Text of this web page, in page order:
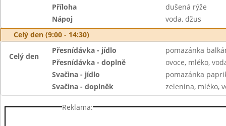
Příloha
dušená rýže
Nápoj
voda, džus
Celý den (9:00 - 14:30)
Celý den
Přesnídávka - jídlo
pomazánka
Přesnídávka - doplně
ovoce, mléko,
Svačina - jídlo
pomazánka
Svačina - doplněk
zelenina, mléko,
Reklama: